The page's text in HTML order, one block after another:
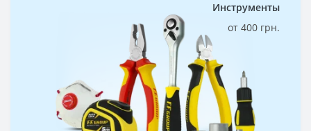
Инструменты
от 400 грн.